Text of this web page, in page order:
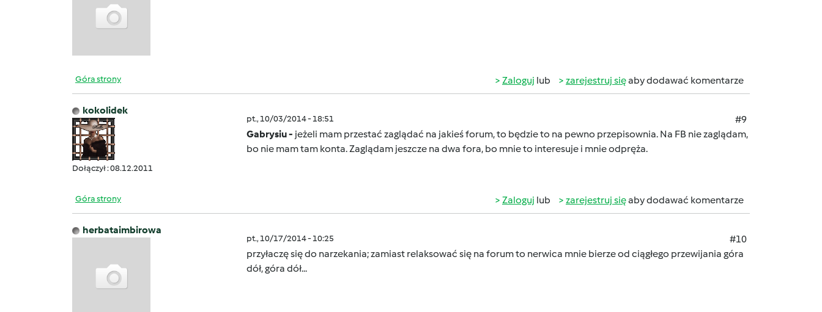
Góra strony Zaloguj lub zarejestruj sięaby dodawać komentarze
kokolidek
Dołączył : 08.12.2011
pt., 10/03/2014 - 18:51
#9
Gabrysiu - jeżeli mam przestać zaglądać na jakieś forum, to będzie to na pewno przepisownia. Na FB nie zaglądam,
bo nie mam tam konta. Zaglądam jeszcze na dwa fora, bo mnie to interesuje i mnie odpręża.
Góra strony Zaloguj lub zarejestruj sięaby dodawać komentarze
herbataimbirowa
pt., 10/17/2014 - 10:25
#10
przyłaczę się do narzekania; zamiast relaksować się na forum to nerwica mnie bierze od ciągłego przewijania góra
dół, góra dół...